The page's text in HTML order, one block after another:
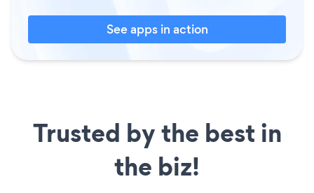
See apps in action
Trusted by the best in
the biz!